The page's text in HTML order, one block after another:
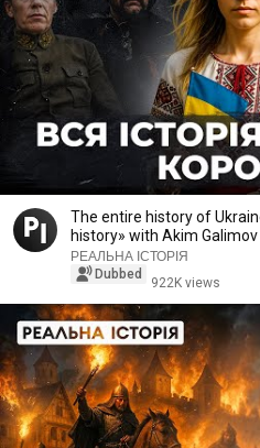
The entire history of
history» with Akim Galimov
РЕАЛЬНА ІСТОРІЯ
Dubbed
922K views